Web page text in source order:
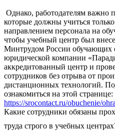
Однако, работодателям важно
которые должны учиться
направлением персонала на
чтобы учебный центр был
Минтрудом России обучающих
юридической компании
аккредитованный центр и
сотрудников без отрыва от
дистанционных технологий.
ознакомиться на этой странице:
https://srocontact.ru/obuchenie/
Какие сотрудники обязаны
труда строго в учебных